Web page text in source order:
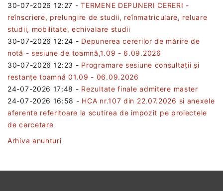
30-07-2026 12:27 -TERMENE DEPUNERI CERERI -
reînscriere, prelungire de studii, reînmatriculare, reluare
studii, mobilitate, echivalare studii
30-07-2026 12:24 - Depunerea cererilor de mărire de
notă - sesiune de toamnă,1.09 - 6.09.2026
30-07-2026 12:23 - Programare sesiune consultații şi
restanțe toamnă 01.09 - 06.09.2026
24-07-2026 17:48 - Rezultate finale admitere master
24-07-2026 16:58 - HCA nr.107 din 22.07.2026 si anexele
aferente referitoare la scutirea de impozit pe proiectele
de cercetare
Arhiva anunturi